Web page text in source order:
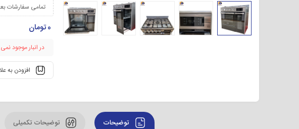
تمامی سفارشات
0تومان
در انبار موجود
افزودن به
توضیحات توضیحات تکمیلی